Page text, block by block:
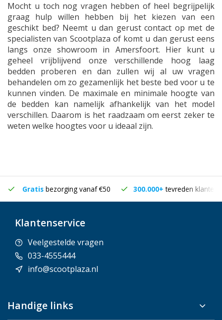
Mocht u toch nog vragen hebben of heel begrijpelijk
graag hulp willen hebben bij het kiezen van een
geschikt bed? Neemt u dan gerust contact op met de
specialisten van Scootplaza of komt u dan gerust eens
langs onze showroom in Amersfoort. Hier kunt u
geheel vrijblijvend onze verschillende hoog laag
bedden proberen en dan zullen wij al uw vragen
behandelen om zo gezamenlijk het beste bed voor u te
kunnen vinden. De maximale en minimale hoogte van
de bedden kan namelijk afhankelijk van het model
verschillen. Daarom is het raadzaam om eerst zeker te
weten welke hoogtes voor u ideaal zijn.
Gratis bezorging vanaf €50 300.000+tevreden klanten
Klantenservice
Veelgestelde vragen
033-4555444
info@scootplaza.nl
Handige links